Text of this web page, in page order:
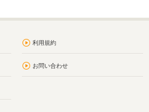
利用規約
お問い合わせ